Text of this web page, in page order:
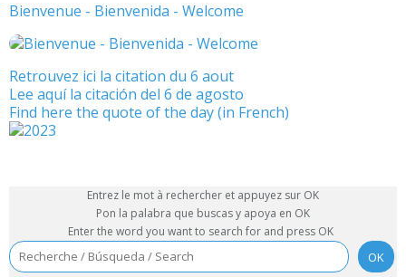
Bienvenue - Bienvenida - Welcome
Retrouvez ici la citation du 6 aout
Lee aquí la citación del 6 de agosto
Find here the quote of the day (in French)
Entrez le mot à rechercher et appuyez sur OK
Pon la palabra que buscas y apoya en OK
Enter the word you want to search for and press OK